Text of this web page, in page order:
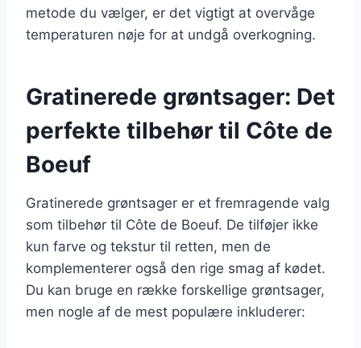
metode du vælger, er det vigtigt at overvåge
temperaturen nøje for at undgå overkogning.
Gratinerede grøntsager: Det
perfekte tilbehør til Côte de
Boeuf
Gratinerede grøntsager er et fremragende valg
som tilbehør til Côte de Boeuf. De tilføjer ikke
kun farve og tekstur til retten, men de
komplementerer også den rige smag af kødet.
Du kan bruge en række forskellige grøntsager,
men nogle af de mest populære inkluderer: